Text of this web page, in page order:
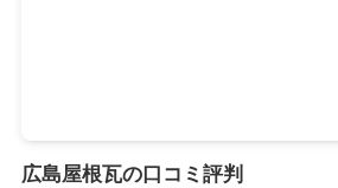
広島屋根瓦の口コミ評判